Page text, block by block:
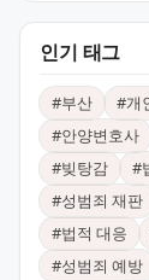
인기 태그
#부산 #개
#안양변호사
#빚탕감 #
#성범죄 재판
#법적 대응
#성범죄 예방